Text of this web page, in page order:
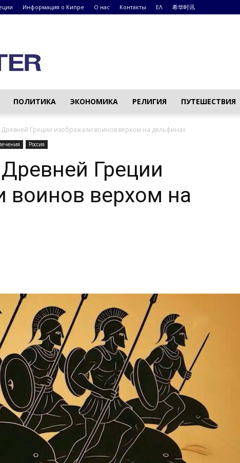
Информация о Кипре О нас Контакты ΕΛ 希华时讯
ПОЛИТИКА ЭКОНОМИКА РЕЛИГИЯ ПУТЕШЕСТВИЯ
Греции изображали воинов верхом на дельфинах
Россия
Греции
воинов верхом на